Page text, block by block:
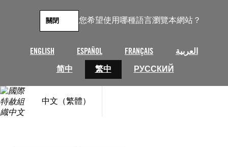
您希望使用哪種語言瀏覽本網站？
ENGLISH ESPAÑOL FRANÇAIS
العربية
简中
繁中 РУССКИЙ
關閉
中文（繁體）